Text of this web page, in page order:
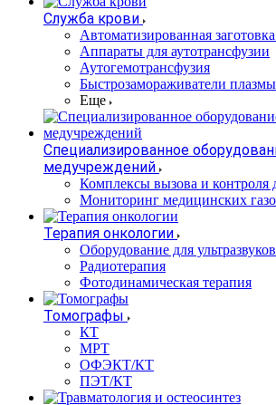
Служба крови
Автоматизированная
Аппараты для аутотрансфузии
Аутогемотрансфузия
Быстрозамораживатели плазмы
Еще
Специализированное
медучреждений
Комплексы вызова и контроля
Мониторинг медицинских
Терапия онкологии
Оборудование для
Радиотерапия
Фотодинамическая терапия
Томографы
КТ
МРТ
ОФЭКТ/КТ
ПЭТ/КТ